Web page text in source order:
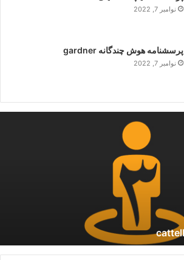
نوامبر 7, 2022
پرسشنامه هوش چندگانه gardner
نوامبر 7, 2022